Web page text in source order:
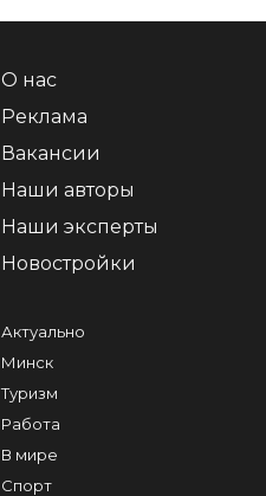
О нас
Реклама
Вакансии
Наши авторы
Наши эксперты
Новостройки
Актуально
Минск
Туризм
Работа
В мире
Спорт